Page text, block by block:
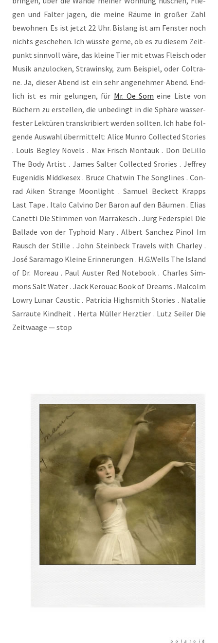
gen und Fal­ter jagen, die mei­ne Räu­me in gro­ßer Zahl
bewoh­nen. Es ist jetzt 22 Uhr. Bis­lang ist am Fens­ter noch
nichts gesche­hen. Ich wüss­te ger­ne, ob es zu die­sem Zeit­
punkt sinn­voll wäre, das klei­ne Tier mit etwas Fleisch oder
Musik anzu­lo­cken, Stra­win­sky, zum Bei­spiel, oder Col­tra­
ne. Ja, die­ser Abend ist ein sehr ange­neh­mer Abend. End­
lich ist es mir gelun­gen, für Mr. Oe Som eine Lis­te von
Büchern zu erstel­len, die unbe­dingt in die Sphä­re was­ser­
fes­ter Lek­tü­ren tran­skri­biert wer­den soll­ten. Ich habe fol­
gen­de Aus­wahl über­mit­telt: Ali­ce Mun­ro Coll­ec­ted Sto­ries
. Lou­is Begley Novels . Max Frisch Montauk . Don DeL­il­lo
The Body Artist . James Sal­ter Coll­ec­ted Sro­ries . Jef­frey
Euge­ni­dis Middke­sex . Bruce Chat­win The Songli­nes . Con­
rad Aiken Stran­ge Moon­light . Samu­el Beckett Krapps
Last Tape . Italo Cal­vi­no Der Baron auf den Bäu­men . Eli­as
Canet­ti Die Stim­men von Mar­ra­kesch . Jürg Feder­spiel Die
Bal­la­de von der Typho­id Mary . Albert San­chez Pinol Im
Rausch der Stil­le . John Stein­beck Tra­vels with Char­ley .
José Sara­ma­go Klei­ne Erin­ne­run­gen . H.G.Wells The Island
of Dr. Moreau . Paul Aus­ter Red Note­book . Charles Sim­
mons Salt Water . Jack Kerouac Book of Dreams . Mal­colm
Lowry Lunar Cau­st­ic . Patri­cia High­s­mith Sto­ries . Nata­lie
Sar­rau­te Kind­heit . Her­ta Mül­ler Herz­tier . Lutz Sei­ler Die
Zeit­waa­ge — stop